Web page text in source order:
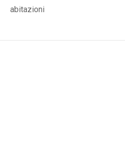
abitazioni